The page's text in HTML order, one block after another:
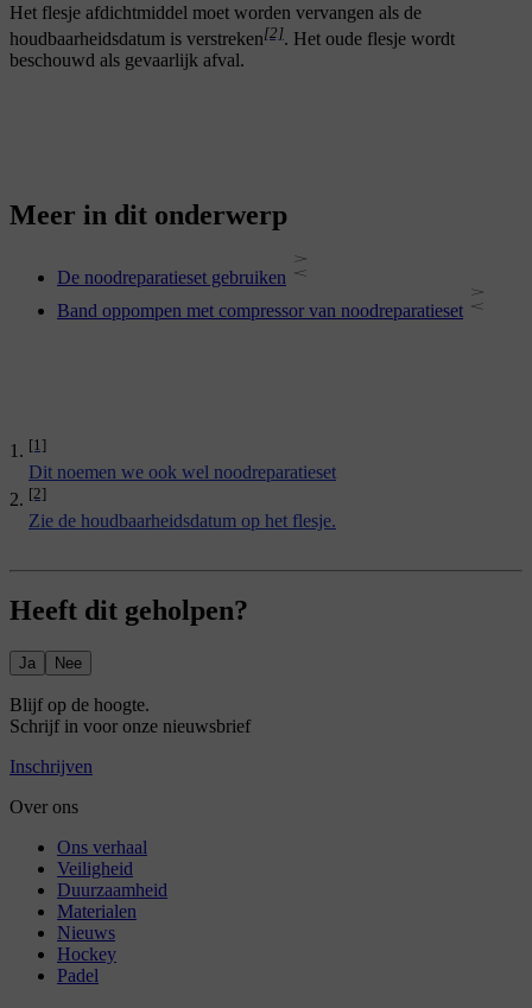
Het flesje afdichtmiddel moet worden vervangen als de
houdbaarheidsdatum is verstreken[2]. Het oude flesje wordt
beschouwd als gevaarlijk afval.
[1]
Dit noemen we ook wel noodreparatieset
[2]
Zie de houdbaarheidsdatum op het flesje.
Meer in dit onderwerp
De noodreparatieset gebruiken
Band oppompen met compressor van noodreparatieset
Heeft dit geholpen?
Ja Nee